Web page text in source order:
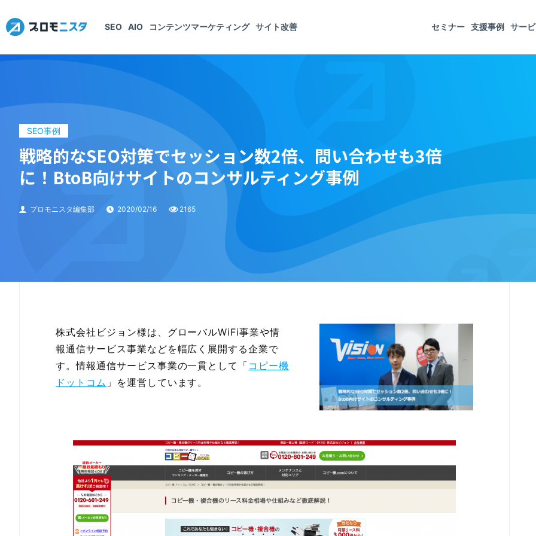
SEO AIO コンテンツマーケティング サイト改善 セミナー 支援事例 サー
SEO事例
戦略的なSEO対策でセッション数2倍、問い合わせも3倍
に！BtoB向けサイトのコンサルティング事例
プロモニスタ編集部 2020/02/16 2165
株式会社ビジョン様は、グローバルWiFi事業や情
報通信サービス事業などを幅広く展開する企業で
す。情報通信サービス事業の一貫として「 コピー機
ドットコム 」を運営しています。